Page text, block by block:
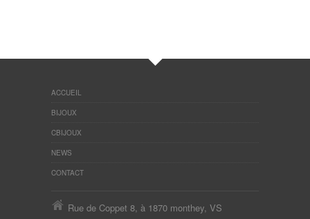
ACCUEIL
BIJOUX
CBIJOUX
NEWS
CONTACT
Rue de Coppet 8, à 1870 monthey, VS